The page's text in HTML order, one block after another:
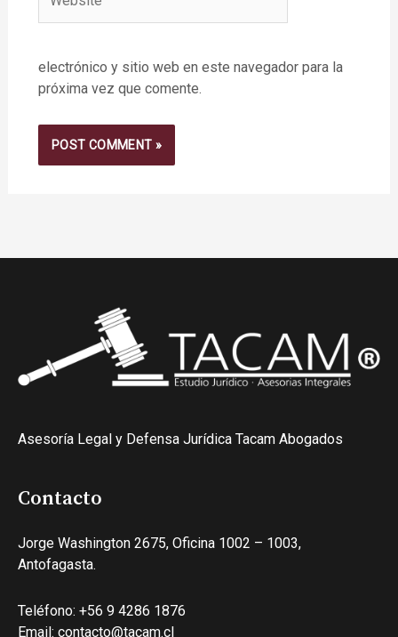
electrónico y sitio web en este navegador para la
próxima vez que comente.
Asesoría Legal y Defensa Jurídica Tacam Abogados
Contacto
Jorge Washington 2675, Oficina 1002 – 1003,
Antofagasta.
Teléfono: +56 9 4286 1876
Email: contacto@tacam.cl